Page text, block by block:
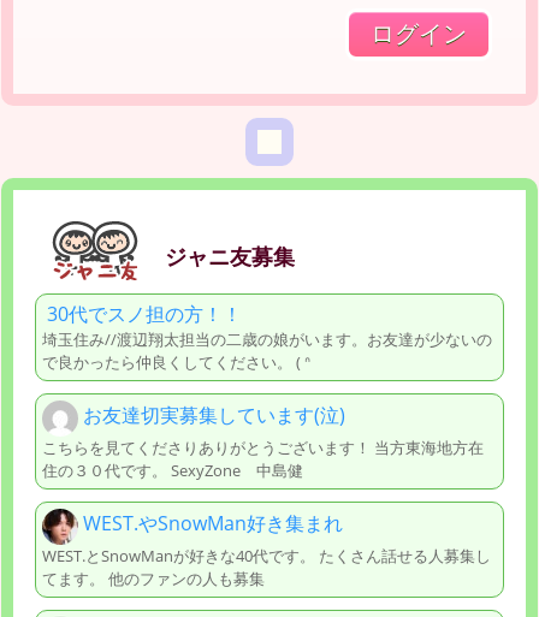
ジャニ友募集
30代でスノ担の方！！
埼玉住み//渡辺翔太担当の二歳の娘がいます。お友達が少ないの
で良かったら仲良くしてください。 ( ᐢ
お友達切実募集しています(泣)
こちらを見てくださりありがとうございます！ 当方東海地方在
住の３０代です。 SexyZone 中島健
WEST.やSnowMan好き集まれ
WEST.とSnowManが好きな40代です。 たくさん話せる人募集し
てます。 他のファンの人も募集